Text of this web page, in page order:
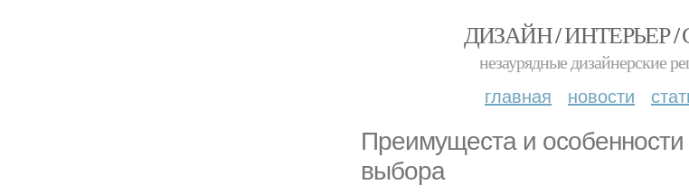
ДИЗАЙН / ИНТЕРЬЕР /
незаурядные дизайнерские
главная новости
Преимущеста и особенности
выбора